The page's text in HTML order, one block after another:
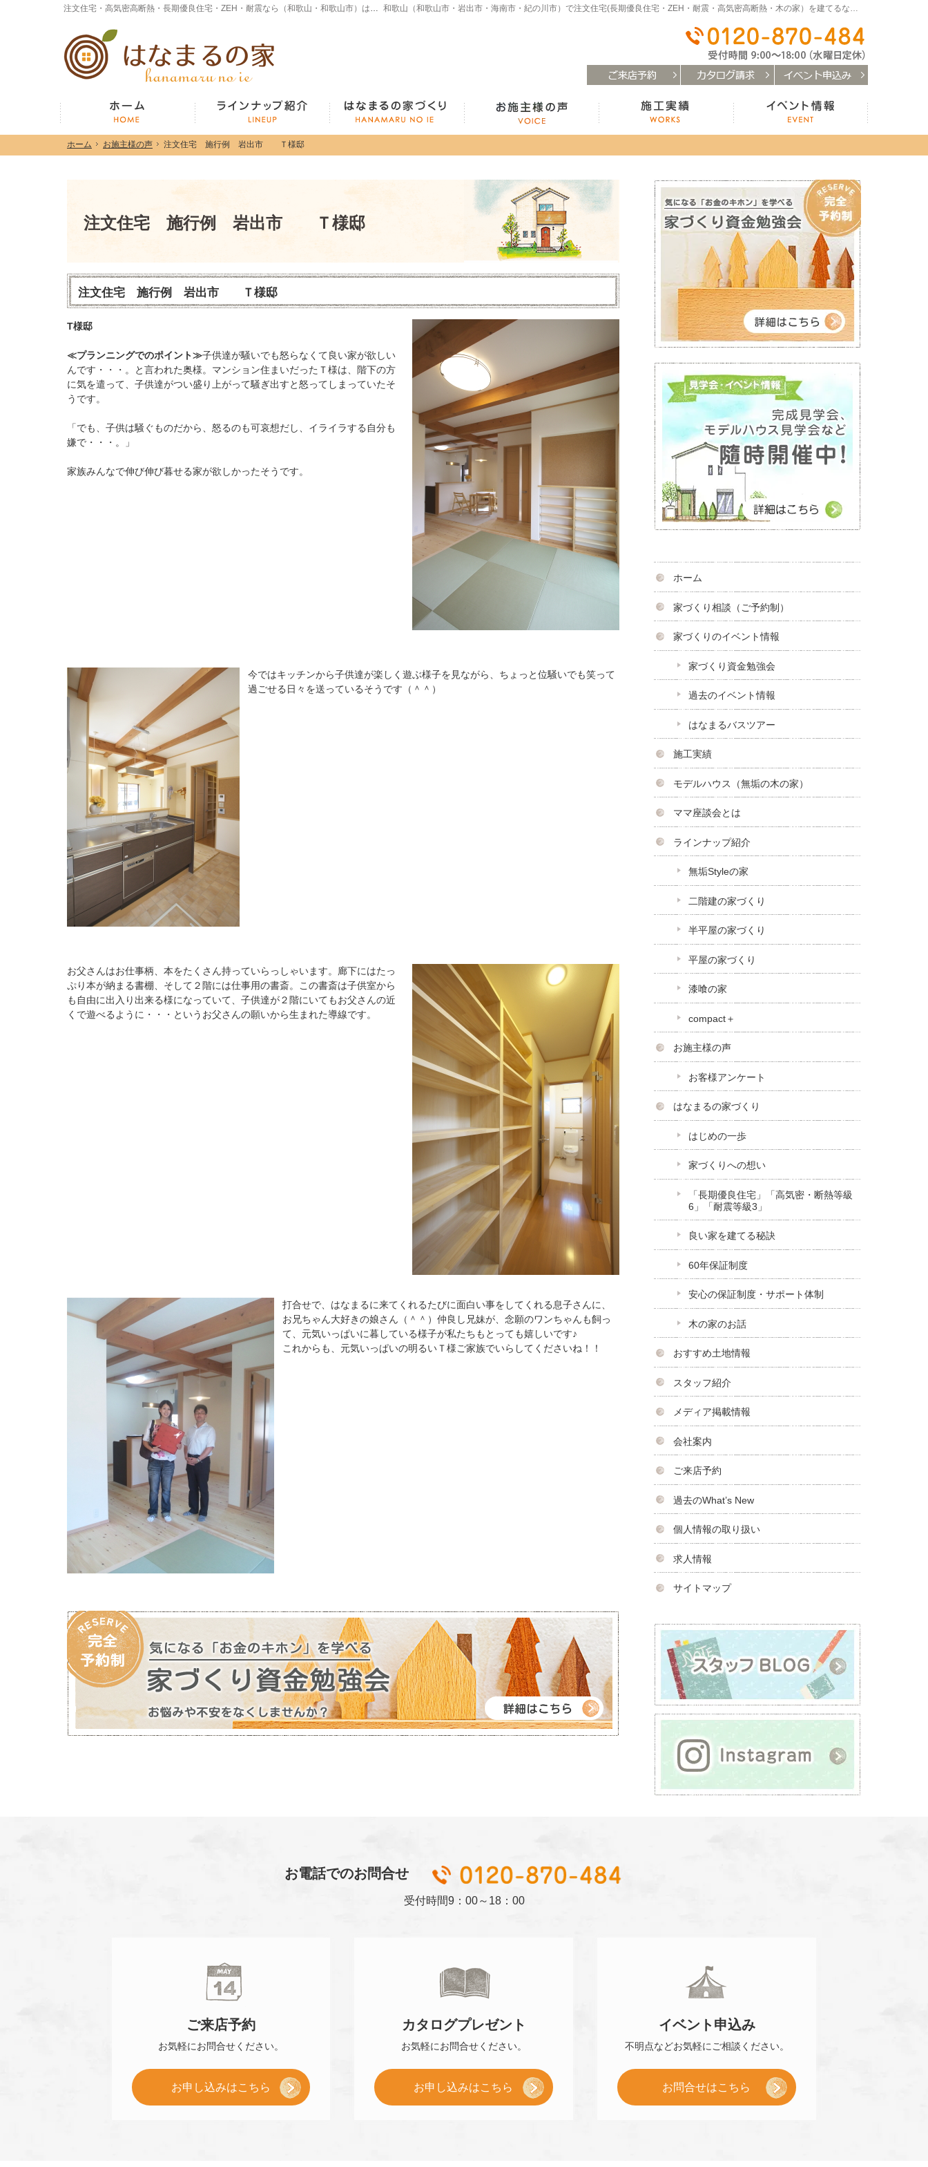
ホーム お施主様の声 注文住宅 施行例 岩出市 Ｔ様邸
注文住宅 施行例 岩出市 Ｔ様邸
和歌山（和歌山市・岩出市・海南市・紀の川市）で注文住宅(長期優良住宅・ZEH・耐震・高気密高断熱・木の家）を建てるなら「はなまるの家」
注文住宅・高気密高断熱・長期優良住宅・ZEH・耐震なら（和歌山・和歌山市）はなまるの家、白木工務店へ。モデルハウスも見学できます！
注文住宅 施行例 岩出市 Ｔ様邸
T様邸
≪プランニングでのポイント≫子供達が騒いでも怒らなくて良い家が欲しい
んです・・・。と言われた奥様。マンション住まいだったＴ様は、階下の方
に気を遣って、子供達がつい盛り上がって騒ぎ出すと怒ってしまっていたそ
うです。
「でも、子供は騒ぐものだから、怒るのも可哀想だし、イライラする自分も
嫌で・・・。」
家族みんなで伸び伸び暮せる家が欲しかったそうです。
今ではキッチンから子供達が楽しく遊ぶ様子を見ながら、ちょっと位騒いでも笑って
過ごせる日々を送っているそうです（＾＾）
お父さんはお仕事柄、本をたくさん持っていらっしゃいます。廊下にはたっ
ぷり本が納まる書棚、そして２階には仕事用の書斎。この書斎は子供室から
も自由に出入り出来る様になっていて、子供達が２階にいてもお父さんの近
くで遊べるように・・・というお父さんの願いから生まれた導線です。
打合せで、はなまるに来てくれるたびに面白い事をしてくれる息子さんに、
お兄ちゃん大好きの娘さん（＾＾）仲良し兄妹が、念願のワンちゃんも飼っ
て、元気いっぱいに暮している様子が私たちもとっても嬉しいです♪
これからも、元気いっぱいの明るいＴ様ご家族でいらしてくださいね！！
ホーム
家づくり相談（ご予約制）
家づくりのイベント情報
家づくり資金勉強会
過去のイベント情報
はなまるバスツアー
施工実績
モデルハウス（無垢の木の家）
ママ座談会とは
ラインナップ紹介
無垢Styleの家
二階建の家づくり
半平屋の家づくり
平屋の家づくり
漆喰の家
compact＋
お施主様の声
お客様アンケート
はなまるの家づくり
はじめの一歩
家づくりへの想い
「長期優良住宅」「高気密・断熱等級
6」「耐震等級3」
良い家を建てる秘訣
60年保証制度
安心の保証制度・サポート体制
木の家のお話
おすすめ土地情報
スタッフ紹介
メディア掲載情報
会社案内
ご来店予約
過去のWhat’s New
個人情報の取り扱い
求人情報
サイトマップ
ホーム お施主様の声 注文住宅 施行例 岩出市 Ｔ様邸
お電話でのお問合せ
受付時間9：00～18：00
ご来店予約
お気軽にお問合せください。
お申し込みはこちら
カタログプレゼント
お気軽にお問合せください。
お申し込みはこちら
イベント 申込み
不明点などお気軽に ご相談ください。
お問合せはこちら